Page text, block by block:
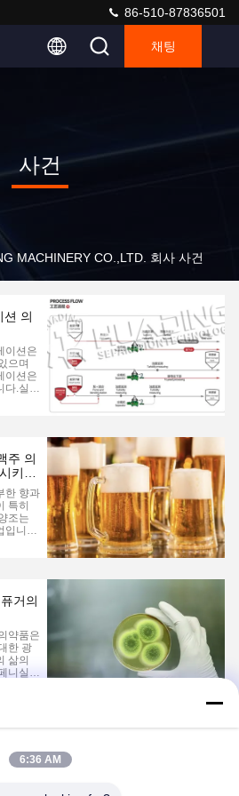
86-510-87836501
채팅
사건
MACHINERY CO.,LTD. 회사 사건
션 의
이션은
으며
이션은
다.실용
완화
특히
효과
켓의
, 냉동
필수
순환
주 의
키는
한 향과
특히
조는
입니다.
이 산업
그들
으로
거의
약품은
한 광
삶의
니실린
제로서
목받고
니실
박테
페니실
1
6:36 AM